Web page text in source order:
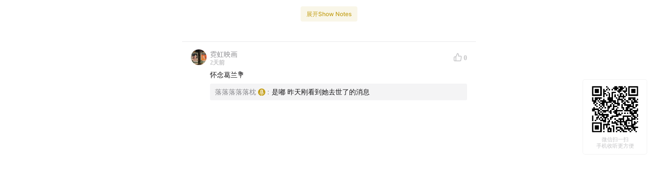
-- 《一念：蔡明亮谈电
《洞》
《我爱卡利苏》 葛兰
展开Show Notes
霓虹映画
2天前
0
怀念葛兰💐
落落落落落枕 : 是嘟 昨天刚看到她去世了的消息
微信扫一扫
手机收听更方便